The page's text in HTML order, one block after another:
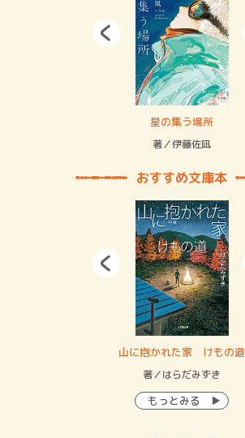
星の集う場所
著／伊藤佐凪
おすすめ文庫本
山に抱かれた家 けもの道
著／はらだみずき
もっとみる